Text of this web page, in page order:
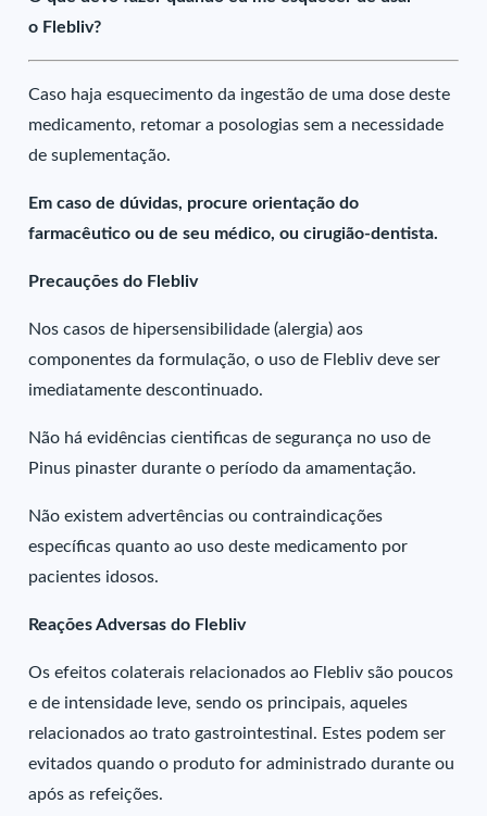
o Flebliv?
Caso haja esquecimento da ingestão de uma dose deste
medicamento, retomar a posologias sem a necessidade
de suplementação.
Em caso de dúvidas, procure orientação do
farmacêutico ou de seu médico, ou cirugião-dentista.
Precauções do Flebliv
Nos casos de hipersensibilidade (alergia) aos
componentes da formulação, o uso de Flebliv deve ser
imediatamente descontinuado.
Não há evidências cientificas de segurança no uso de
Pinus pinaster durante o período da amamentação.
Não existem advertências ou contraindicações
específicas quanto ao uso deste medicamento por
pacientes idosos.
Reações Adversas do Flebliv
Os efeitos colaterais relacionados ao Flebliv são poucos
e de intensidade leve, sendo os principais, aqueles
relacionados ao trato gastrointestinal. Estes podem ser
evitados quando o produto for administrado durante ou
após as refeições.